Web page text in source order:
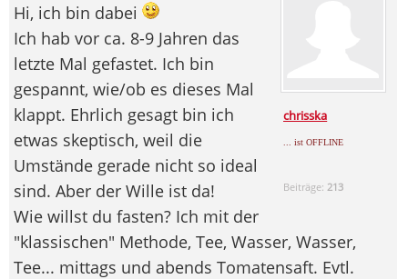
chrisska
... ist OFFLINE
Beiträge: 213
Hi, ich bin dabei
Ich hab vor ca. 8-9 Jahren das
letzte Mal gefastet. Ich bin
gespannt, wie/ob es dieses Mal
klappt. Ehrlich gesagt bin ich
etwas skeptisch, weil die
Umstände gerade nicht so ideal
sind. Aber der Wille ist da!
Wie willst du fasten? Ich mit der
"klassischen" Methode, Tee, Wasser, Wasser,
Tee... mittags und abends Tomatensaft. Evtl.